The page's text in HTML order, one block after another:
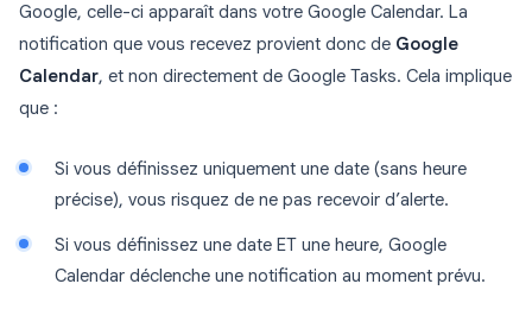
Google, celle-ci apparaît dans votre Google Calendar. La
notification que vous recevez provient donc de Google
Calendar, et non directement de Google Tasks. Cela implique
que :
Si vous définissez uniquement une date (sans heure
précise), vous risquez de ne pas recevoir d’alerte.
Si vous définissez une date ET une heure, Google
Calendar déclenche une notification au moment prévu.